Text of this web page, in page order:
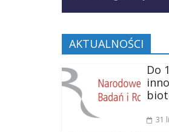
AKTUALNOŚCI
Do
31